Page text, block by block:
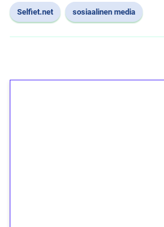
Selfiet.net sosiaalinen media